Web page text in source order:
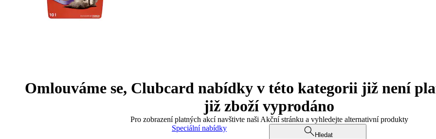
Omlouváme se, Clubcard nabídky v této kategorii již není
již zboží vyprodáno
Pro zobrazení platných akcí navštivte naši Akční stránku a vyhledejte alternativní produkty
Speciální nabídky
Hledat